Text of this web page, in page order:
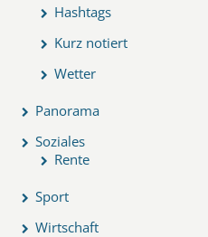
Hashtags
Kurz notiert
Wetter
Panorama
Soziales
Rente
Sport
Wirtschaft